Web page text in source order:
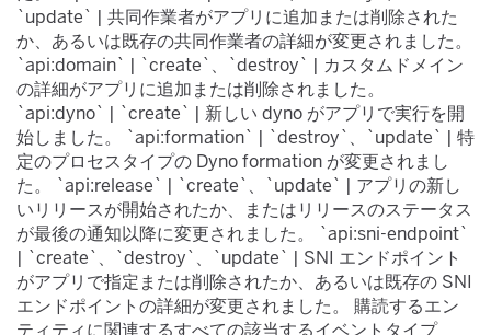
`update`​ | 共同作業者がアプリに追加または削除された
か、あるいは既存の共同作業者の詳細が変更されました。
`api:domain`​ | `create`​、`destroy`​ | カスタムドメイン
の詳細がアプリに追加または削除されました。
`api:dyno`​ | `create`​ | 新しい dyno がアプリで実行を開
始しました。 `api:formation`​ | `destroy`​、`update`​ | 特
定のプロセスタイプの Dyno formation が変更されまし
た。 `api:release`​ | `create`​、`update`​ | アプリの新し
いリリースが開始されたか、またはリリースのステータス
が最後の通知以降に変更されました。 `api:sni-endpoint`​
| `create`​、`destroy`​、`update`​ | SNI エンドポイント
がアプリで指定または削除されたか、あるいは既存の SNI
エンドポイントの詳細が変更されました。 購読するエン
ティティに関連するすべての該当するイベントタイプ